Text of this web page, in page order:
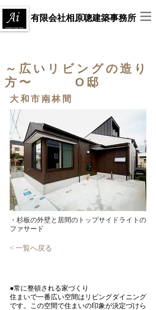
有限会社相原聰建築事務所
～広いリビングの造り
方〜 O邸
大和市南林間
・杉板の外壁と居間のトップサイドライトの
ファサード
< 一覧へ戻る
●常に整頓される家づくり
住まいで一番広い空間はリビングダイニング
です。この空間で住まいの印象が決定づけら